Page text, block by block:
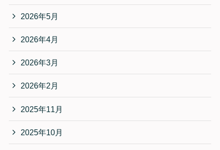
2026年5月
2026年4月
2026年3月
2026年2月
2025年11月
2025年10月